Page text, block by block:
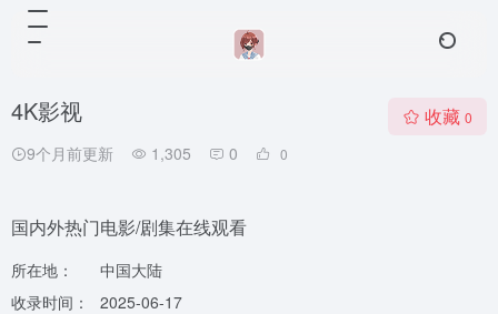
4K影视
9个月前更新 1,305 0 0
收藏 0
国内外热门电影/剧集在线观看
所在地：
中国大陆
收录时间：
2025-06-17